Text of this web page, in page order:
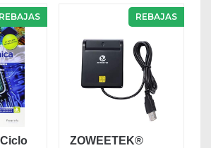
REBAJAS REBAJAS
ZOWEETEK®